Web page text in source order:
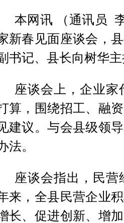
本网讯 （通讯员
新春见面座谈会，
书记、县长向树华
座谈会上，企业家
算，围绕招工、融
建议。与会县级领
法。
座谈会指出，民
来，全县民营企业
长、促进创新、增